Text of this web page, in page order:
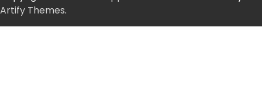
Artify Themes.